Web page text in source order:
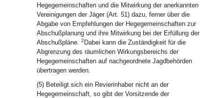
Hegegemeinschaften und die Mitwirkung der anerkannten
Vereinigungen der Jäger (Art. 51) dazu, ferner über die
Abgabe von Empfehlungen der Hegegemeinschaften zur
Abschußplanung und ihre Mitwirkung bei der Erfüllung der
Abschußpläne. 2 Dabei kann die Zuständigkeit für die
Abgrenzung des räumlichen Wirkungsbereichs der
Hegegemeinschaften auf nachgeordnete Jagdbehörden
übertragen werden.
(5) Beteiligt sich ein Revierinhaber nicht an der
Hegegemeinschaft, so gibt der Vorsitzende der